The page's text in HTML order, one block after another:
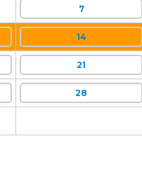
7
14
21
28